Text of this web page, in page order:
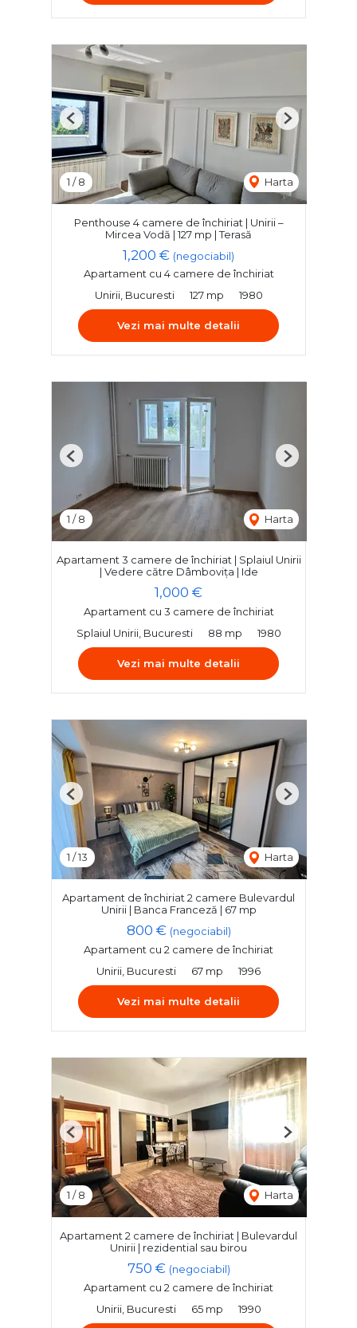
1 /8 Harta
Previous Next
Penthouse 4 camere de închiriat | Unirii –
Mircea Vodă | 127 mp | Terasă
1,200 € (negociabil)
Apartament cu 4 camere de închiriat
Unirii, Bucuresti
127 mp 1980
Vezi mai multe detalii
1 /8 Harta
Previous Next
Apartament 3 camere de închiriat | Splaiul Unirii
| Vedere către Dâmbovița | Ide
1,000 €
Apartament cu 3 camere de închiriat
Splaiul Unirii, Bucuresti
88 mp 1980
Vezi mai multe detalii
1 /13 Harta
Previous Next
Apartament de închiriat 2 camere Bulevardul
Unirii | Banca Franceză | 67 mp
800 € (negociabil)
Apartament cu 2 camere de închiriat
Unirii, Bucuresti
67 mp 1996
Vezi mai multe detalii
1 /8 Harta
Previous Next
Apartament 2 camere de închiriat | Bulevardul
Unirii | rezidential sau birou
750 € (negociabil)
Apartament cu 2 camere de închiriat
Unirii, Bucuresti
65 mp 1990